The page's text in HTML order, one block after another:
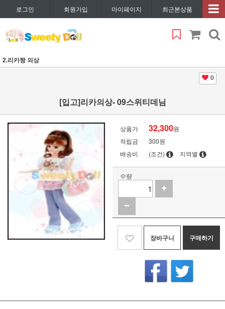
로그인 회원가입 마이페이지 최근본상품
2.리카짱 의상
0
[입고]리카의상- 09스위티데님
상품가 32,300원
적립금
300원
배송비
(조건) 지역별
수량
장바구니 구매하기